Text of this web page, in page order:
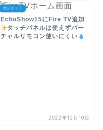
ガジェット
EchoShow15にFire TV追加
タッチパネルは使えずバー
チャルリモコン使いにくい
2022年12月10日